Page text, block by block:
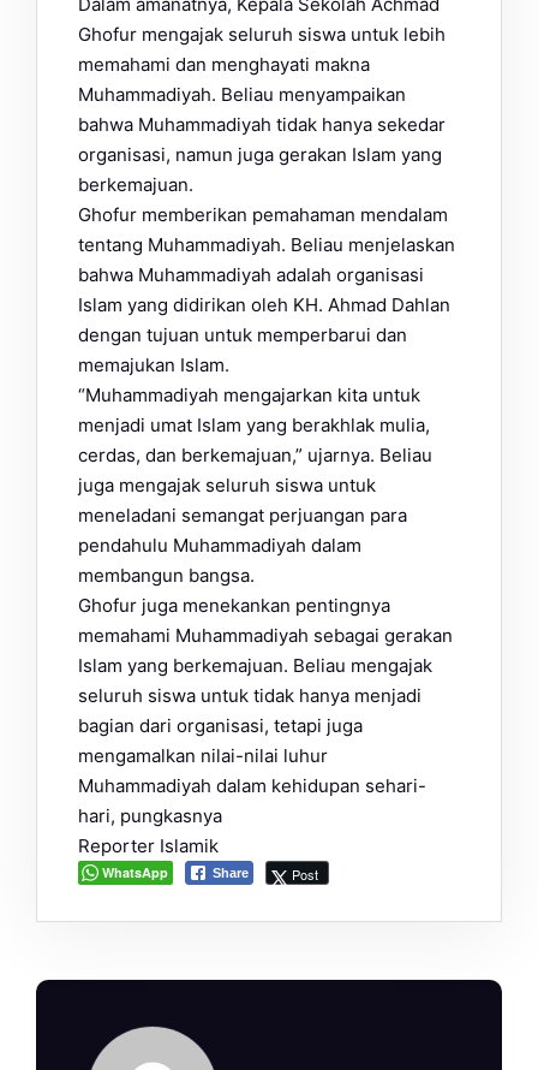
Ghofur mengajak seluruh siswa untuk lebih
memahami dan menghayati makna
Muhammadiyah. Beliau menyampaikan
bahwa Muhammadiyah tidak hanya sekedar
organisasi, namun juga gerakan Islam yang
berkemajuan.
Ghofur memberikan pemahaman mendalam
tentang Muhammadiyah. Beliau menjelaskan
bahwa Muhammadiyah adalah organisasi
Islam yang didirikan oleh KH. Ahmad Dahlan
dengan tujuan untuk memperbarui dan
memajukan Islam.
“Muhammadiyah mengajarkan kita untuk
menjadi umat Islam yang berakhlak mulia,
cerdas, dan berkemajuan,” ujarnya. Beliau
juga mengajak seluruh siswa untuk
meneladani semangat perjuangan para
pendahulu Muhammadiyah dalam
membangun bangsa.
Ghofur juga menekankan pentingnya
memahami Muhammadiyah sebagai gerakan
Islam yang berkemajuan. Beliau mengajak
seluruh siswa untuk tidak hanya menjadi
bagian dari organisasi, tetapi juga
mengamalkan nilai-nilai luhur
Muhammadiyah dalam kehidupan sehari-
hari, pungkasnya
Reporter Islamik
WhatsApp Share Post